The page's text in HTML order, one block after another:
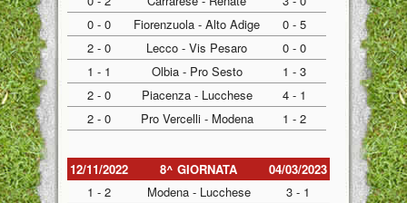
0 - 0
Fiorenzuola - Alto Adige
0 - 5
2 - 0
Lecco - Vis Pesaro
0 - 0
1 - 1
Olbia - Pro Sesto
1 - 3
2 - 0
Piacenza - Lucchese
4 - 1
2 - 0
Pro Vercelli - Modena 1 - 2
12/11/2022 8^ GIORNATA
04/03/2023
1 - 2
Modena - Lucchese
3 - 1